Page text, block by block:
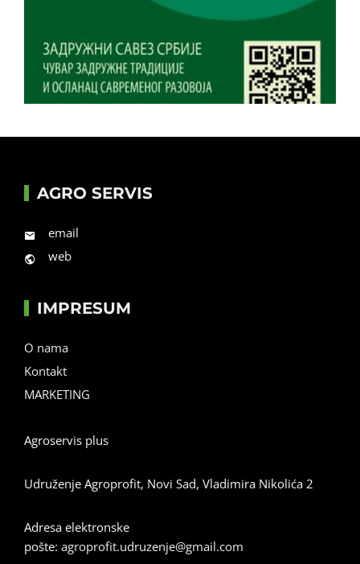
AGRO SERVIS
email
web
IMPRESUM
O nama
Kontakt
MARKETING
Agroservis plus
Udruženje Agroprofit, Novi Sad, Vladimira Nikolića 2
Adresa elektronske
pošte: agroprofit.udruzenje@gmail.com